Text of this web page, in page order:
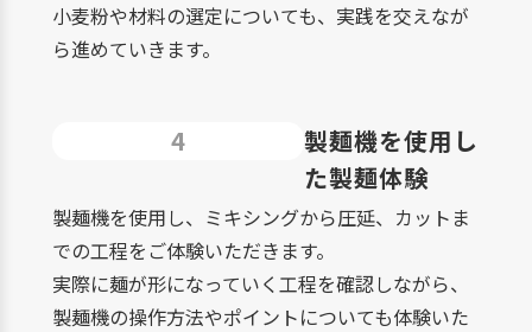
小麦粉や材料の選定についても、実践を交えなが
ら進めていきます。
4
製麺機を使用し
た製麺体験
製麺機を使用し、ミキシングから圧延、カットま
での工程をご体験いただきます。
実際に麺が形になっていく工程を確認しながら、
製麺機の操作方法やポイントについても体験いた